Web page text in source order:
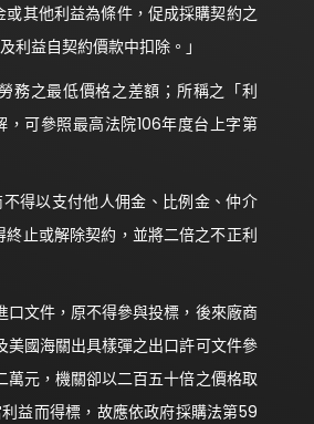
其他利益為條件，促成採購契約之
益自契約價款中扣除。」
務之最低價格之差額；所稱之「利
可參照最高法院106年度台上字第
得以支付他人佣金、比例金、仲介
止或解除契約，並將二倍之不正利
文件，原不得參與投標，後來廠商
國海關出具樣彈之出口許可文件參
元，機關卻以二百五十倍之價格取
益而得標，故應依政府採購法第59